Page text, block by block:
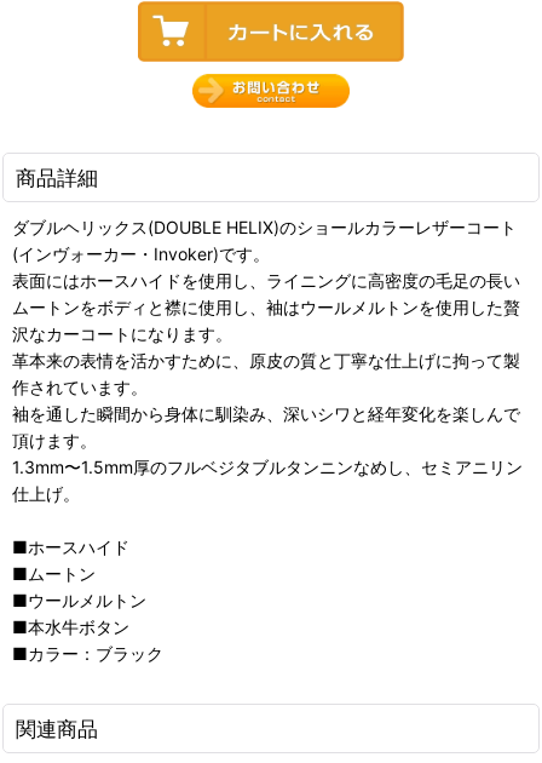
商品詳細
ダブルヘリックス(DOUBLE HELIX)のショールカラーレザーコート
(インヴォーカー・Invoker)です。
表面にはホースハイドを使用し、ライニングに高密度の毛足の長い
ムートンをボディと襟に使用し、袖はウールメルトンを使用した贅
沢なカーコートになります。
革本来の表情を活かすために、原皮の質と丁寧な仕上げに拘って製
作されています。
袖を通した瞬間から身体に馴染み、深いシワと経年変化を楽しんで
頂けます。
1.3mm〜1.5mm厚のフルベジタブルタンニンなめし、セミアニリン
仕上げ。
■ホースハイド
■ムートン
■ウールメルトン
■本水牛ボタン
■カラー：ブラック
関連商品